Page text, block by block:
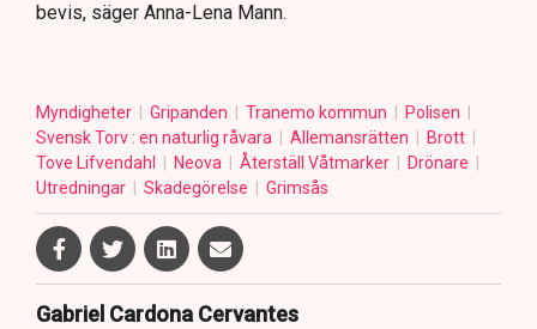
bevis, säger Anna-Lena Mann.
Myndigheter Gripanden Tranemo kommun
Polisen
Svensk Torv : en naturlig råvara
Allemansrätten
Brott
Tove Lifvendahl
Neova Återställ Våtmarker
Drönare
Utredningar
Skadegörelse Grimsås
Gabriel Cardona Cervantes